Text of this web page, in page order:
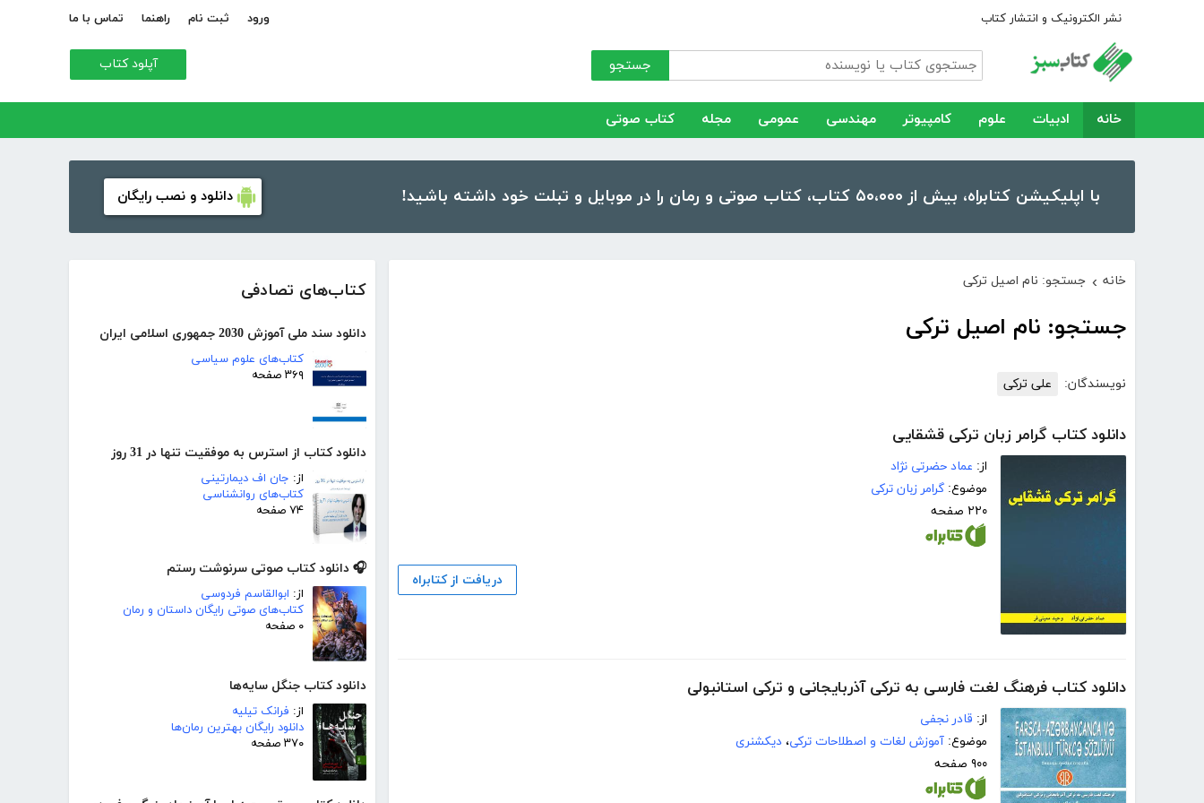
نشر الکترونیک و انتشار کتاب ورود ثبت نام راهنما تماس با ما
جستجو آپلود کتاب
خانه ادبیات علوم کامپیوتر مهندسی عمومی مجله کتاب صوتی
با اپلیکیشن کتابراه، بیش از ۵۰،۰۰۰ کتاب، کتاب صوتی و رمان را در موبایل و تبلت خود داشته باشید! دانلود و نصب رایگان
کتاب‌های تصادفی
دانلود سند ملی آموزش 2030 جمهوری اسلامی ایران
کتاب‌های علوم سیاسی
۳۶۹ صفحه
دانلود کتاب از استرس به موفقیت تنها در 31 روز
از: جان اف دیمارتینی
کتاب‌های روانشناسی
۷۴ صفحه
🎧 دانلود کتاب صوتی سرنوشت رستم
از: ابوالقاسم فردوسی
کتاب‌های صوتی رایگان داستان و رمان
۰ صفحه
دانلود کتاب جنگل سایه‌ها
از: فرانک تیلیه
دانلود رایگان بهترین رمان‌ها
۳۷۰ صفحه
خانه › جستجو: نام اصیل ترکی
جستجو: نام اصیل ترکی
نویسندگان: علی ترکی
دانلود کتاب گرامر زبان ترکی قشقایی
از: عماد حضرتی نژاد
موضوع: گرامر زبان ترکی
۲۲۰ صفحه
دریافت از کتابراه
دانلود کتاب فرهنگ لغت فارسی به ترکی آذربایجانی و ترکی استانبولی
از: قادر نجفی
موضوع: آموزش لغات و اصطلاحات ترکی، دیکشنری
۹۰۰ صفحه